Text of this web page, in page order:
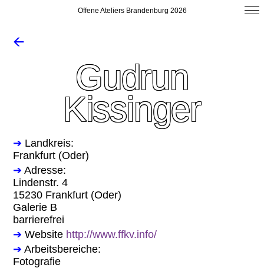
Offene Ateliers Brandenburg 2026
🡨
Gudrun
Kissinger
➔ Landkreis:
Frankfurt (Oder)
➔ Adresse:
Lindenstr. 4
15230 Frankfurt (Oder)
Galerie B
barrierefrei
➔ Website http://www.ffkv.info/
➔ Arbeitsbereiche:
Fotografie